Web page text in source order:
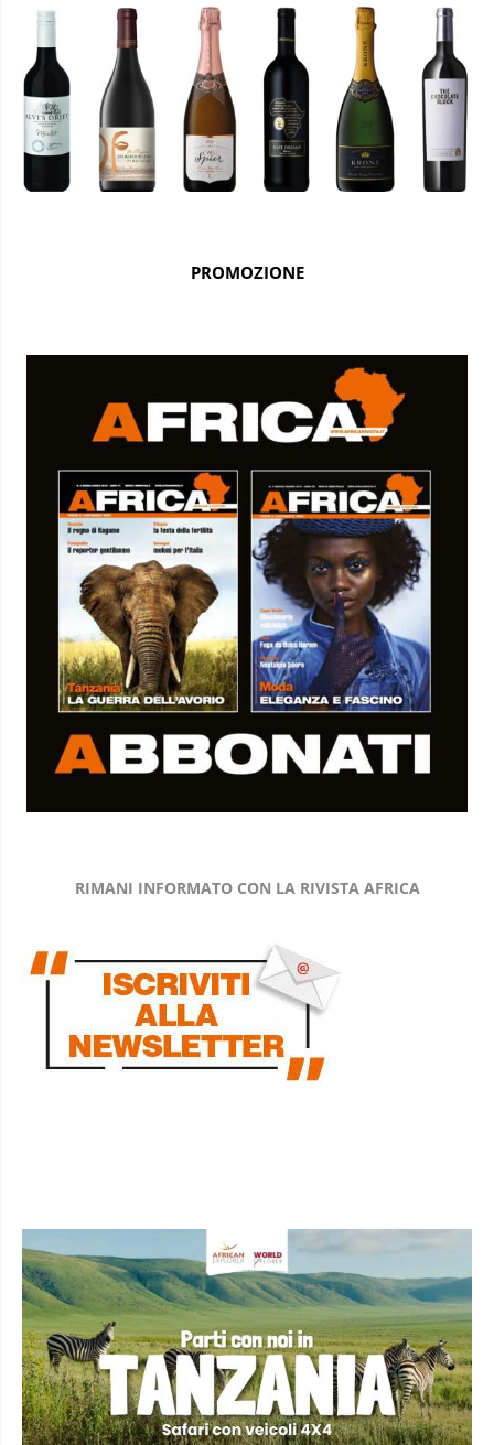
PROMOZIONE
RIMANI INFORMATO CON LA RIVISTA AFRICA